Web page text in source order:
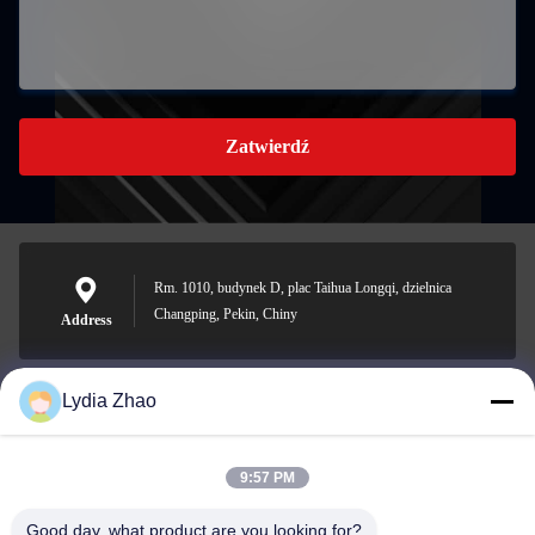
Zatwierdź
Address
Rm. 1010, budynek D, plac Taihua Longqi, dzielnica
Changping, Pekin, Chiny
jesingd@vip.sina.com
Lydia Zhao
9:57 PM
Good day, what product are you looking for?